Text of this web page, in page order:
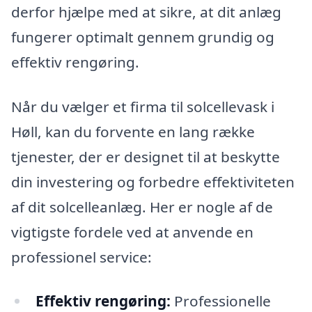
derfor hjælpe med at sikre, at dit anlæg
fungerer optimalt gennem grundig og
effektiv rengøring.
Når du vælger et firma til solcellevask i
Høll, kan du forvente en lang række
tjenester, der er designet til at beskytte
din investering og forbedre effektiviteten
af ​​dit solcelleanlæg. Her er nogle af de
vigtigste fordele ved at anvende en
professionel service:
Effektiv rengøring: Professionelle